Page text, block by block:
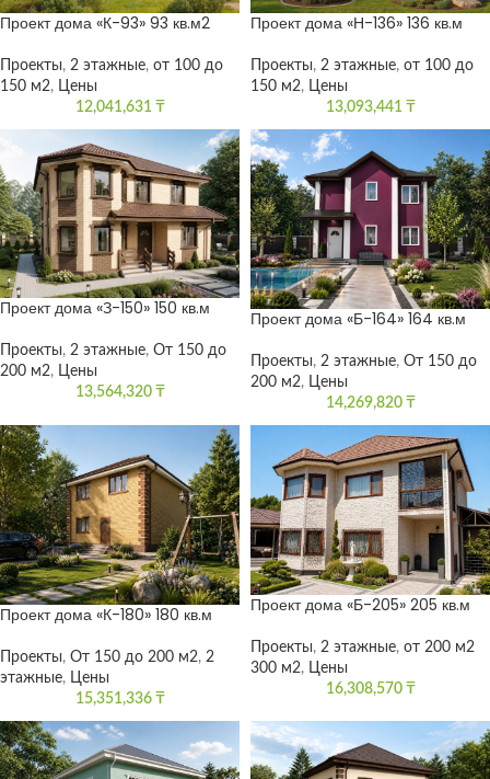
Проект дома «К-93» 93 кв.м2
Проекты, 2 этажные, от 100 до
150 м2, Цены
12,041,631 ₸
Проект дома «Н-136» 136 кв.м
Проекты, 2 этажные, от 100 до
150 м2, Цены
13,093,441 ₸
Проект дома «З-150» 150 кв.м
Проекты, 2 этажные, От 150 до
200 м2, Цены
13,564,320 ₸
Проект дома «Б-164» 164 кв.м
Проекты, 2 этажные, От 150 до
200 м2, Цены
14,269,820 ₸
Проект дома «К-180» 180 кв.м
Проекты, От 150 до 200 м2, 2
этажные, Цены
15,351,336 ₸
Проект дома «Б-205» 205 кв.м
Проекты, 2 этажные, от 200 м2
300 м2, Цены
16,308,570 ₸